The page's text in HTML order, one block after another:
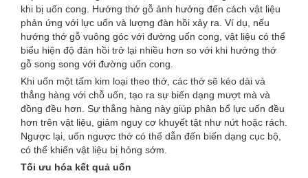
khi bị uốn cong. Hướng thớ gỗ ảnh hưởng đến cách vật liệu
phản ứng với lực uốn và lượng đàn hồi xảy ra. Ví dụ, nếu
hướng thớ gỗ vuông góc với đường uốn cong, vật liệu có thể
biểu hiện độ đàn hồi trở lại nhiều hơn so với khi hướng thớ
gỗ song song với đường uốn cong.
Khi uốn một tấm kim loại theo thớ, các thớ sẽ kéo dài và
thẳng hàng với chỗ uốn, tạo ra sự biến dạng mượt mà và
đồng đều hơn. Sự thẳng hàng này giúp phân bổ lực uốn đều
hơn trên vật liệu, giảm nguy cơ khuyết tật như nứt hoặc rách.
Ngược lại, uốn ngược thớ có thể dẫn đến biến dạng cục bộ,
có thể khiến vật liệu bị hỏng sớm.
Tối ưu hóa kết quả uốn